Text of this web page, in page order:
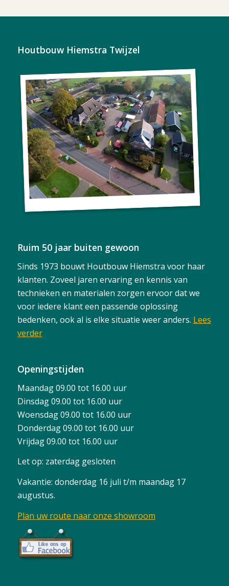
Houtbouw Hiemstra Twijzel
Ruim 50 jaar buiten gewoon
Sinds 1973 bouwt Houtbouw Hiemstra voor haar
klanten. Zoveel jaren ervaring en kennis van
technieken en materialen zorgen ervoor dat we
voor iedere klant een passende oplossing
bedenken, ook al is elke situatie weer anders. Lees
verder
Openingstijden
Maandag 09.00 tot 16.00 uur
Dinsdag 09.00 tot 16.00 uur
Woensdag 09.00 tot 16.00 uur
Donderdag 09.00 tot 16.00 uur
Vrijdag 09.00 tot 16.00 uur
Let op: zaterdag gesloten
Vakantie: donderdag 16 juli t/m maandag 17
augustus.
Plan uw route naar onze showroom